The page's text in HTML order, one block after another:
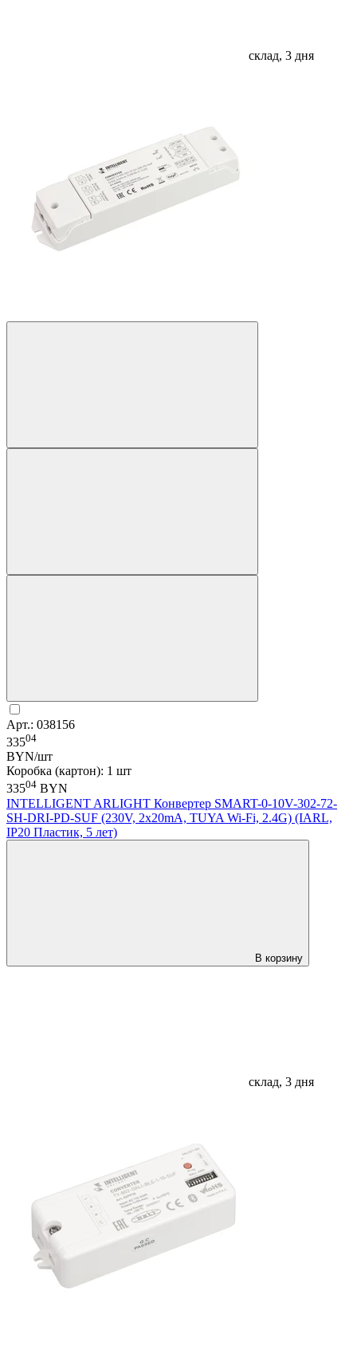
склад, 3 дня
Арт.: 038156
33504
BYN/шт
Коробка (картон): 1 шт
33504 BYN
INTELLIGENT ARLIGHT Конвертер SMART-0-10V-302-72-
SH-DRI-PD-SUF (230V, 2x20mA, TUYA Wi-Fi, 2.4G) (IARL,
IP20 Пластик, 5 лет)
В корзину
склад, 3 дня